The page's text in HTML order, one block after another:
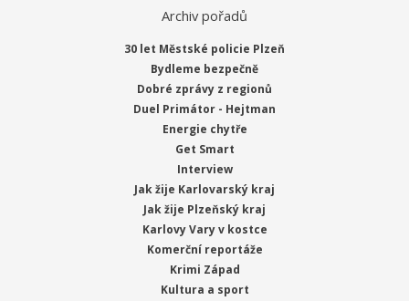
Archiv pořadů
30 let Městské policie Plzeň
Bydleme bezpečně
Dobré zprávy z regionů
Duel Primátor - Hejtman
Energie chytře
Get Smart
Interview
Jak žije Karlovarský kraj
Jak žije Plzeňský kraj
Karlovy Vary v kostce
Komerční reportáže
Krimi Západ
Kultura a sport